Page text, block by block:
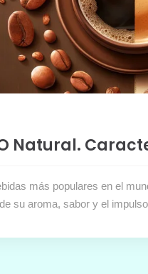
Natural.
más populares en el
su aroma, sabor y el